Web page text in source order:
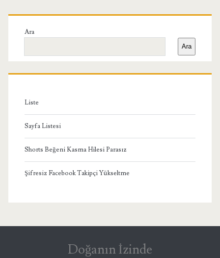
Birincil
Yan
Menü
Ara
Ara
Liste
Sayfa Listesi
Shorts Beğeni Kasma Hilesi Parasız
Şifresiz Facebook Takipçi Yükseltme
Doğanın İzinde